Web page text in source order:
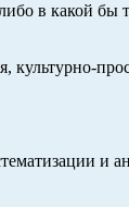
в какой
и